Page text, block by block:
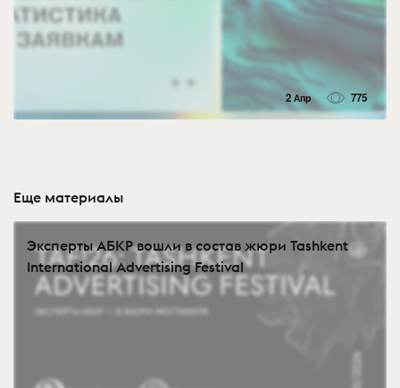
2 Апр 775
Еще материалы
Эксперты АБКР вошли в состав жюри Tashkent
International Advertising Festival